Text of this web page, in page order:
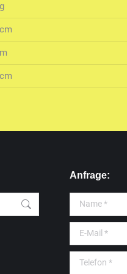
Anfrage:
Name *
E-Mail *
Telefon *